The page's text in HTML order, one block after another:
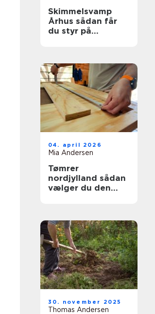
Skimmelsvamp
Århus sådan får
du styr på
04. april 2026
Mia Andersen
Tømrer
nordjylland sådan
vælger du den
30. november 2025
Thomas Andersen